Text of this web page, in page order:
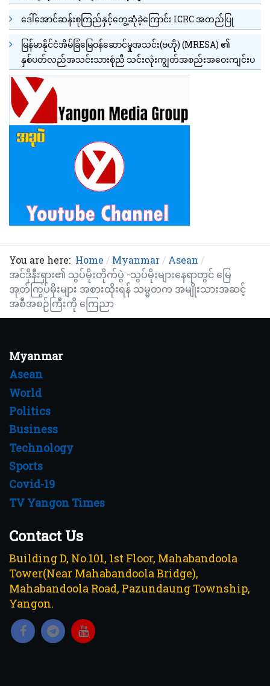
ဒေါ်အောင်ဆန်းစုကြည်နှင့်တွေ့ဆုံခဲ့ကြောင်း ICRC အတည်ပြု
မြန်မာနိုင်ငံအိမ်ခြံမြေဝန်ဆောင်မှုအသင်း(ဗဟို) (MRESA) ၏
နှစ်ပတ်လည်အသင်းသားစုံညီ သင်းလုံးကျွတ်အစည်းအဝေးကျင်းပ
You are here: Home Myanmar
Asean
အင်ဒိုနီးရှား၏ သွပ်မိုးတိုက်ပွဲ -သွပ်မိုးများနေရာတွင် မြေ
အုတ်ကြွပ်မိုးများ အစားထိုးရန် သမ္မတက အမျိုးသားအဆင့်
အစီအစဉ်ကြီးကို ကြေညာ
Myanmar
Asean
World
Politics
Business
Technology
Sports
Covid-19
TV Yangon Times
Contact Us
Building D, No.101, 1st Floor, Mahabandoola
Tower(Near Mahabandoola Bridge),
Mahabandoola Road, Pazundaung Township,
Yangon.